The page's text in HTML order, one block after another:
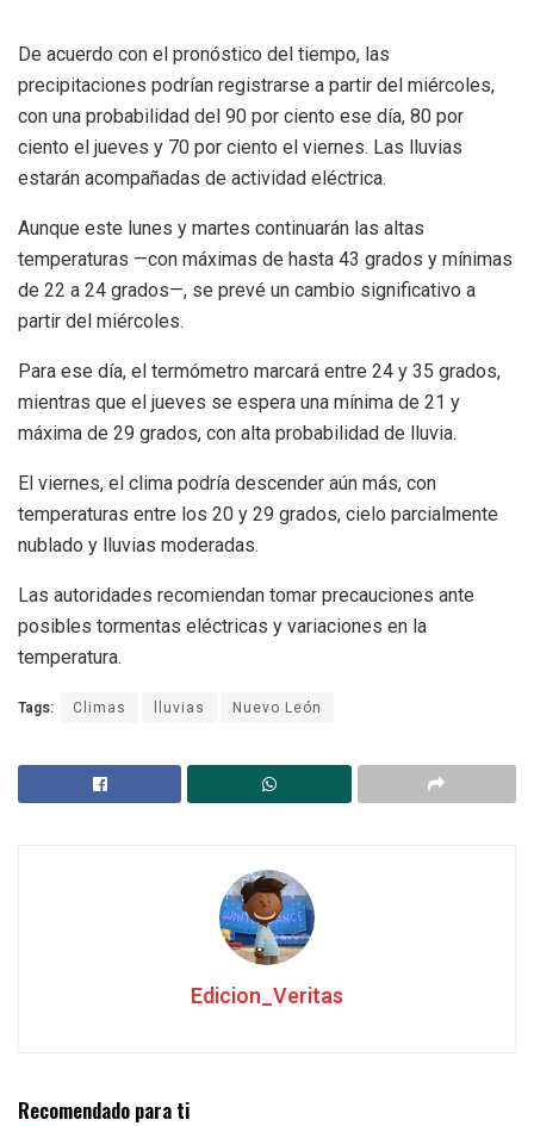
De acuerdo con el pronóstico del tiempo, las
precipitaciones podrían registrarse a partir del miércoles,
con una probabilidad del 90 por ciento ese día, 80 por
ciento el jueves y 70 por ciento el viernes. Las lluvias
estarán acompañadas de actividad eléctrica.
Aunque este lunes y martes continuarán las altas
temperaturas —con máximas de hasta 43 grados y mínimas
de 22 a 24 grados—, se prevé un cambio significativo a
partir del miércoles.
Para ese día, el termómetro marcará entre 24 y 35 grados,
mientras que el jueves se espera una mínima de 21 y
máxima de 29 grados, con alta probabilidad de lluvia.
El viernes, el clima podría descender aún más, con
temperaturas entre los 20 y 29 grados, cielo parcialmente
nublado y lluvias moderadas.
Las autoridades recomiendan tomar precauciones ante
posibles tormentas eléctricas y variaciones en la
temperatura.
Tags: Climas lluvias Nuevo León
Edicion_Veritas
Recomendado para ti